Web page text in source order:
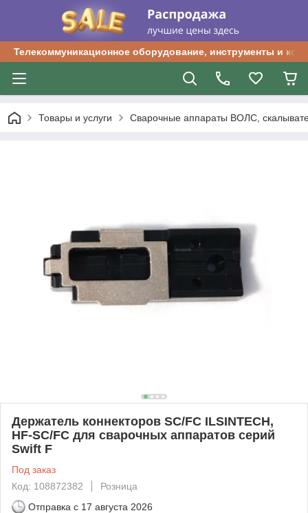
Телекоммуникационное оборудование, инструменты и
Товары и услуги Сварочные аппараты ВОЛС,
Держатель коннекторов SC/FC ILSINTECH,
HF-SC/FC для сварочных аппаратов серий
Swift F
Под заказ
Код: 108872382
Розница
Отправка с 17 августа 2026